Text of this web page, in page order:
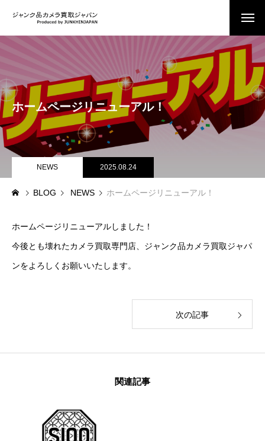
ホームページリニューアル！
NEWS 2025.08.24
BLOG NEWS ホームページリニューアル！
ホームページリニューアルしました！
今後とも壊れたカメラ買取専門店、ジャンク品カメラ買取ジャパ
ンをよろしくお願いいたします。
次の記事
関連記事